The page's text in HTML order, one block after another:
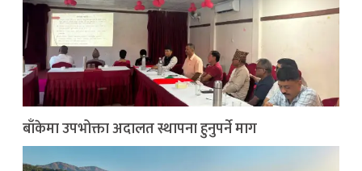
बाँकेमा उपभोक्ता अदालत स्थापना हुनुपर्ने माग